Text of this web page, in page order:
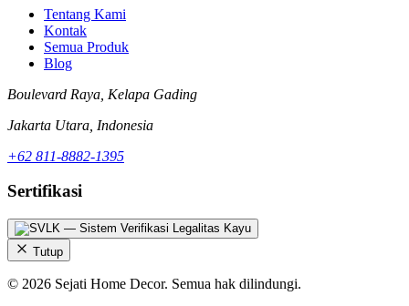
Tentang Kami
Kontak
Semua Produk
Blog
Boulevard Raya, Kelapa Gading
Jakarta Utara, Indonesia
+62 811-8882-1395
Sertifikasi
Tutup
© 2026 Sejati Home Decor. Semua hak dilindungi.